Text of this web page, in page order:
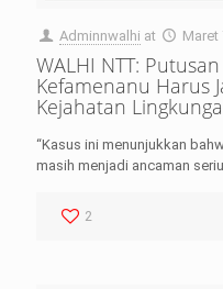
Adminnwalhi at Maret
WALHI NTT:
Kefamenanu Harus
Kejahatan
“Kasus ini menunjukkan
masih menjadi ancaman
2